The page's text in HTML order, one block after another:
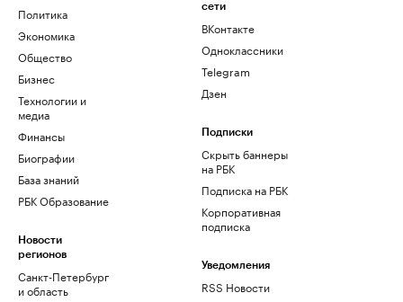
Политика
Экономика
Общество
Бизнес
Технологии и
медиа
Финансы
Биографии
База знаний
РБК Образование
Новости
регионов
Санкт-Петербург
и область
сети
ВКонтакте
Одноклассники
Telegram
Дзен
Подписки
Скрыть баннеры
на РБК
Подписка на РБК
Корпоративная
подписка
Уведомления
RSS Новости